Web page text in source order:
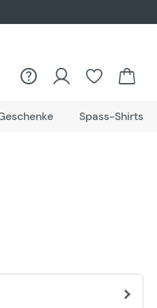
Spass-Shirts